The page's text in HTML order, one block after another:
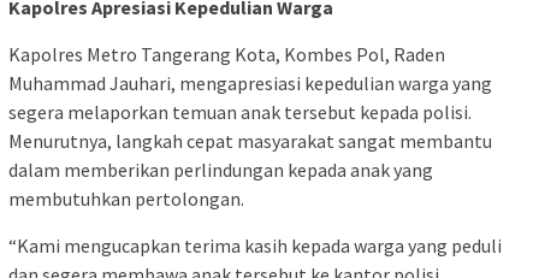
Kapolres Apresiasi Kepedulian Warga
Kapolres Metro Tangerang Kota, Kombes Pol, Raden
Muhammad Jauhari, mengapresiasi kepedulian warga yang
segera melaporkan temuan anak tersebut kepada polisi.
Menurutnya, langkah cepat masyarakat sangat membantu
dalam memberikan perlindungan kepada anak yang
membutuhkan pertolongan.
“Kami mengucapkan terima kasih kepada warga yang peduli